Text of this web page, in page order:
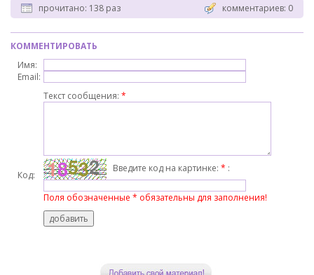
прочитано: 138 раз комментариев: 0
КОММЕНТИРОВАТЬ
Имя:
Email:
Текст сообщения: *
Код:
Введите код на картинке: * :
Поля обозначенные * обязательны для заполнения!